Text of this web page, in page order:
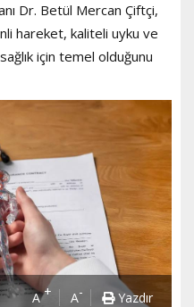
Dr. Betül Mercan Çiftçi,
hareket, kaliteli uyku ve
için temel olduğunu
A+ A- Yazdır